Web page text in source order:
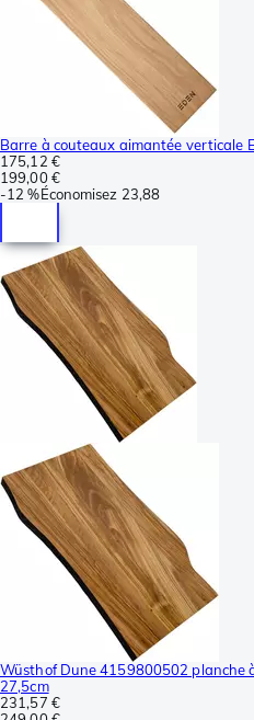
Barre à couteaux aimantée verticale
175,12 €
199,00 €
-12 %Économisez 23,88
Wüsthof Dune 4159800502 planche
27,5cm
231,57 €